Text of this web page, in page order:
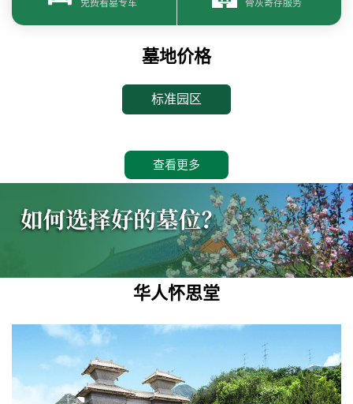
免费看墓专车 骨灰寄存服务
墓地价格
标准园区
查看更多
华人怀思堂